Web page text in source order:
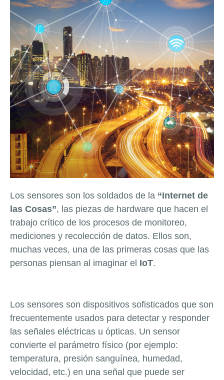
Los sensores son los soldados de la “Internet de
las Cosas”, las piezas de hardware que hacen el
trabajo crítico de los procesos de monitoreo,
mediciones y recolección de datos. Ellos son,
muchas veces, una de las primeras cosas que las
personas piensan al imaginar el IoT.
Los sensores son dispositivos sofisticados que son
frecuentemente usados para detectar y responder
las señales eléctricas u ópticas. Un sensor
convierte el parámetro físico (por ejemplo:
temperatura, presión sanguínea, humedad,
velocidad, etc.) en una señal que puede ser